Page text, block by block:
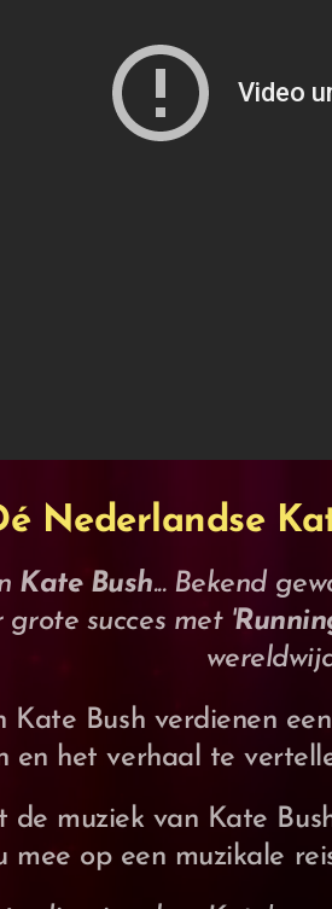
Nederlandse
Kate Bush... Bekend
succes met '
Bush verdienen
en het verhaal te
de muziek van Kate
op een muzikale